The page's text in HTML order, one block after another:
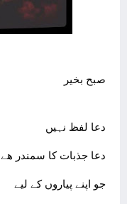
صبح بخیر
دعا لفظ نہیں
دعا جذبات کا سمندر ھے
جو اپنے پیاروں کے لیے